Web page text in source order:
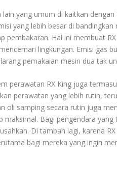
lain yang umum di kaitkan
yang lebih besar di
pembakaran. Hal ini membuat
lingkungan. Emisi gas
pemakaian mesin dua tak
perawatan RX King juga
perawatan yang lebih rutin,
oli samping secara rutin juga
maksimal. Bagi pengendara
Di tambah lagi, karena
bagi mereka yang ingin